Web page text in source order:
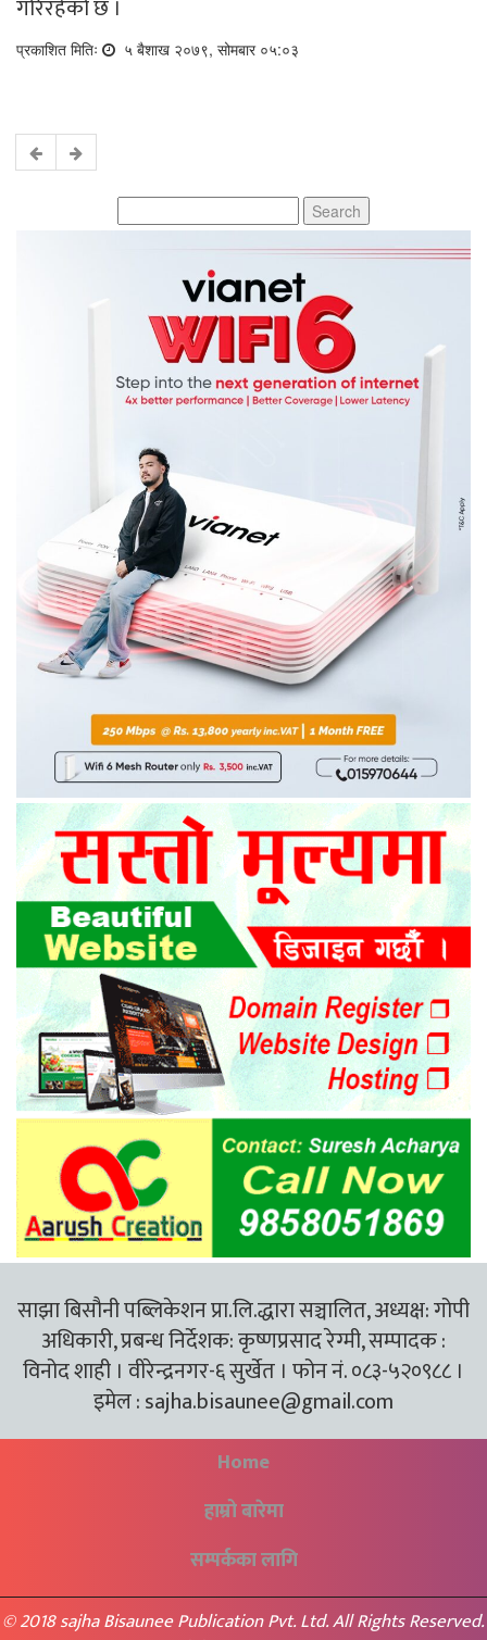
गरिरहेको छ ।
प्रकाशित मितिः ५ बैशाख २०७९, सोमबार ०५:०३
for:
साझा बिसौनी पब्लिकेशन प्रा.लि.द्धारा सञ्चालित, अध्यक्ष: गोपी
अधिकारी, प्रबन्ध निर्देशक: कृष्णप्रसाद रेग्मी, सम्पादक :
विनोद शाही । वीरेन्द्रनगर-६ सुर्खेत । फोन नं. ०८३-५२०९८८ ।
इमेल :sajha.bisaunee@gmail.com
Home
हाम्रो बारेमा
सम्पर्कका लागि
© 2018 sajha Bisaunee Publication Pvt. Ltd. All Rights Reserved.